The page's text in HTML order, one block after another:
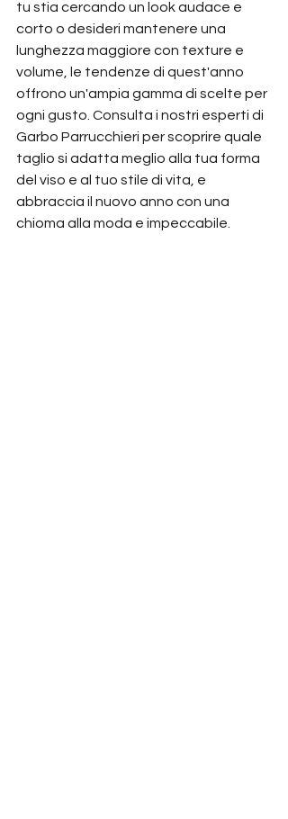
tu stia cercando un look audace e
corto o desideri mantenere una
lunghezza maggiore con texture e
volume, le tendenze di quest'anno
offrono un'ampia gamma di scelte per
ogni gusto. Consulta i nostri esperti di
Garbo Parrucchieri per scoprire quale
taglio si adatta meglio alla tua forma
del viso e al tuo stile di vita, e
abbraccia il nuovo anno con una
chioma alla moda e impeccabile.